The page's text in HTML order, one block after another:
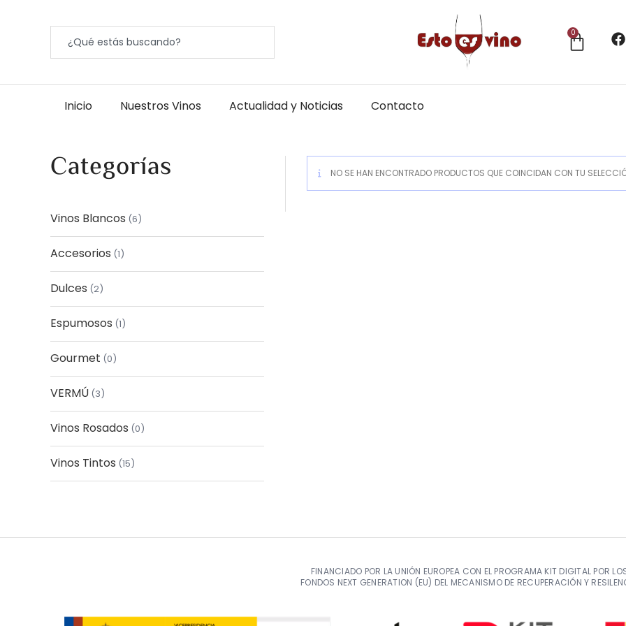
0
Inicio Nuestros Vinos Actualidad y Noticias Contacto
NO SE HAN ENCONTRADO PRODUCTOS QUE COINCIDAN CON TU
Categorías
Vinos Blancos 6
Accesorios 1
Dulces 2
Espumosos 1
Gourmet 0
VERMÚ 3
Vinos Rosados 0
Vinos Tintos 15
FINANCIADO POR LA UNIÓN EUROPEA CON EL PROGRAMA KIT DIGITAL POR
FONDOS NEXT GENERATION (EU) DEL MECANISMO DE RECUPERACIÓN Y